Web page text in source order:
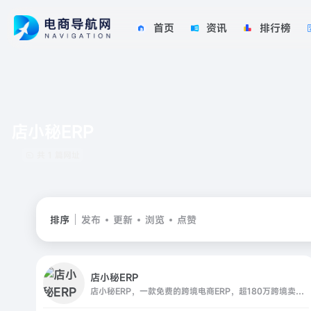
首页 资讯 排行榜
排序 发布 更新 浏览 点赞
店小秘ERP
店小秘ERP，一款免费的跨境电商ERP，超180万跨境卖家共同选择的跨境电商ERP，店小秘全面对接速卖通、Shopee（虾皮）、Lazada、Amazon、Wish、eBay、Tik Tok、Shopify、Temu、SHEIN、Joom、TikTok等70+主流电商平台，为跨境电商卖家提供数据采集